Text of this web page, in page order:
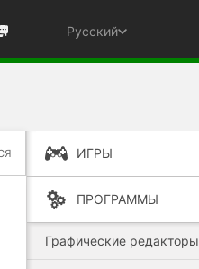
Русский
ИГРЫ
ПРОГРАММЫ
Графические редакторы